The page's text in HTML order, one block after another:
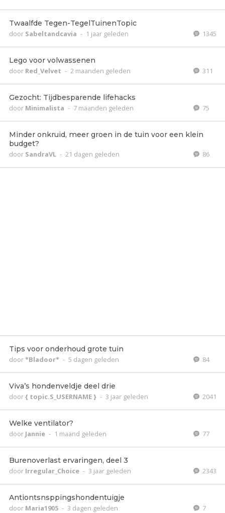
Twaalfde Tegen-TegelTuinenTopic
door Sabeltandcavia - 1 jaar geleden 1345
Lego voor volwassenen
door Red_Velvet - 2 maanden geleden 311
Gezocht: Tijdbesparende lifehacks
door Minimalista - 7 maanden geleden 75
Minder onkruid, meer groen in de tuin voor een klein
budget?
door SandraVL - 21 dagen geleden 86
Tips voor onderhoud grote tuin
door*Bladoor* - 5 dagen geleden 84
Viva’s hondenveldje deel drie
door{ topic.S_USERNAME } - 3 jaar geleden 2041
Welke ventilator?
door Jannie - 1 maand geleden 77
Burenoverlast ervaringen, deel 3
door Irregular_Choice - 3 jaar geleden 2343
Antiontsnsppingshondentuigje
door Maria1905 - 3 dagen geleden 7